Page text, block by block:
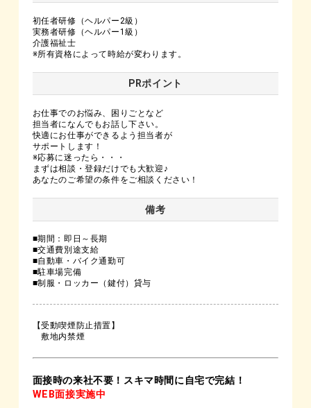
初任者研修（ヘルパー2級）
実務者研修（ヘルパー1級）
介護福祉士
※所有資格によって時給が変わります。
PRポイント
お仕事でのお悩み、困りごとなど
担当者になんでもお話し下さい。
快適にお仕事ができるよう担当者が
サポートします！
※応募に迷ったら・・・
まずは相談・登録だけでも大歓迎♪
あなたのご希望の条件をご相談ください！
備考
■期間：即日～長期
■交通費別途支給
■自動車・バイク通勤可
■駐車場完備
■制服・ロッカー（鍵付）貸与
【受動喫煙防止措置】
敷地内禁煙
面接時の来社不要！スキマ時間に自宅で完結！
WEB面接実施中